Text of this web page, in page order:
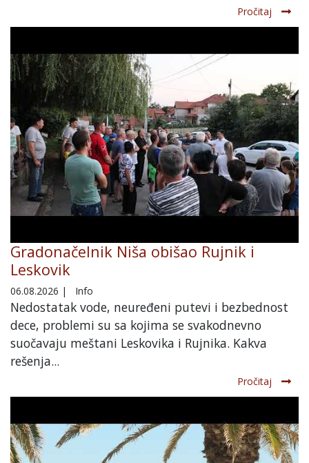
Pročitaj
Gradonačelnik Niša obišao Rujnik i
Leskovik
06.08.2026 | Info
Nedostatak vode, neuređeni putevi i bezbednost
dece, problemi su sa kojima se svakodnevno
suočavaju meštani Leskovika i Rujnika. Kakva
rešenja...
Pročitaj